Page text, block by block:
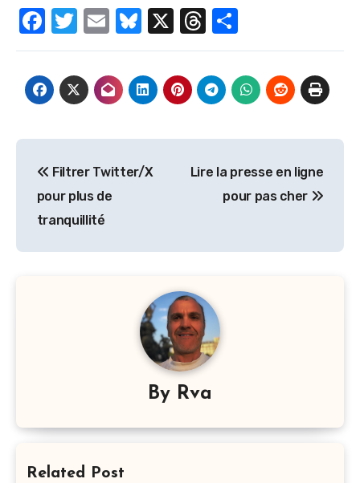
Facebook
Twitter
EmailBluesky
X Threads
de
l’article
Filtrer Twitter/X
pour plus de
tranquillité
Lire la presse en ligne
pour pas cher
By Rva
Related Post